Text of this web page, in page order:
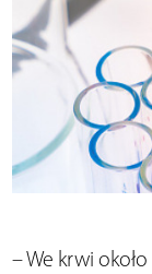
– We krwi